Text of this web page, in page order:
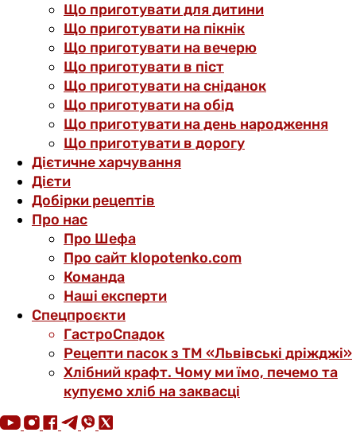
Що приготувати для дитини
Що приготувати на пікнік
Що приготувати на вечерю
Що приготувати в піст
Що приготувати на сніданок
Що приготувати на обід
Що приготувати на день народження
Що приготувати в дорогу
Дієтичне харчування
Дієти
Добірки рецептів
Про нас
Про Шефа
Про сайт klopotenko.com
Команда
Наші експерти
Спецпроєкти
ГастроСпадок
Рецепти пасок з ТМ «Львівські дріжджі»
Хлібний крафт. Чому ми їмо, печемо та
купуємо хліб на заквасці